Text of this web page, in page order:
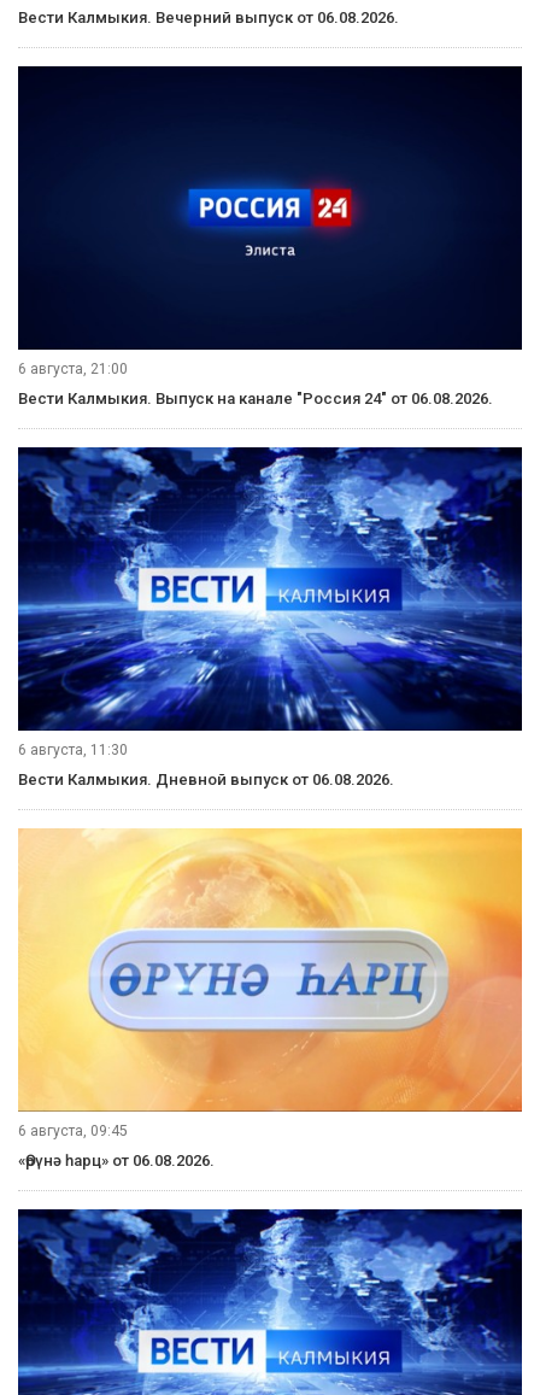
Вести Калмыкия. Вечерний выпуск от 06.08.2026.
6 августа, 21:00
Вести Калмыкия. Выпуск на канале "Россия 24" от 06.08.2026.
6 августа, 11:30
Вести Калмыкия. Дневной выпуск от 06.08.2026.
6 августа, 09:45
«Өрүнә һарц» от 06.08.2026.